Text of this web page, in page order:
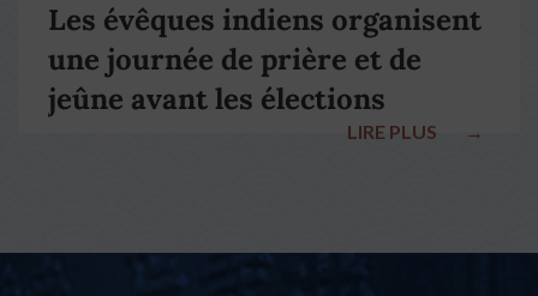
Les évêques indiens organisent
une journée de prière et de
jeûne avant les élections
LIRE PLUS →